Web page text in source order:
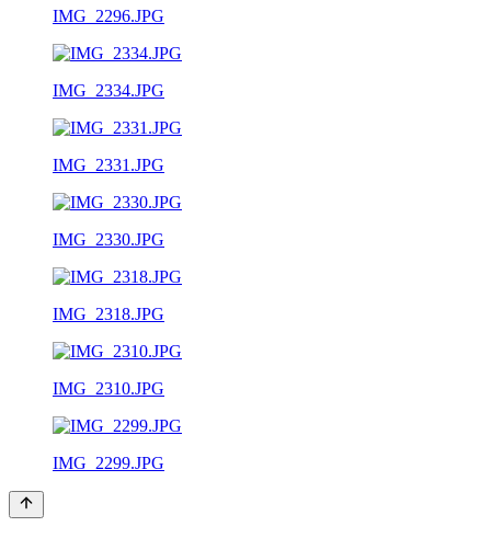
IMG_2296.JPG
IMG_2334.JPG
IMG_2331.JPG
IMG_2330.JPG
IMG_2318.JPG
IMG_2310.JPG
IMG_2299.JPG